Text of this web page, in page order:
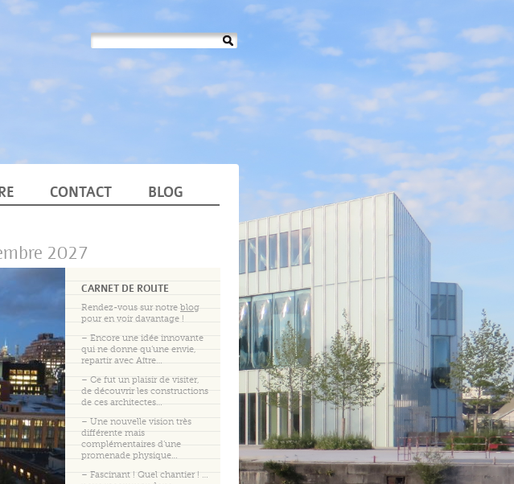
CONTACT BLOG
2027
CARNET DE ROUTE
Rendez-vous sur notre blog
pour en voir davantage !
– Encore une idée innovante
qui ne donne qu’une envie,
repartir avec Aître…
– Ce fut un plaisir de visiter,
de découvrir les constructions
de ces architectes…
– Une nouvelle vision très
différente mais
complémentaires d’une
promenade physique…
– Fascinant ! Quel chantier ! …